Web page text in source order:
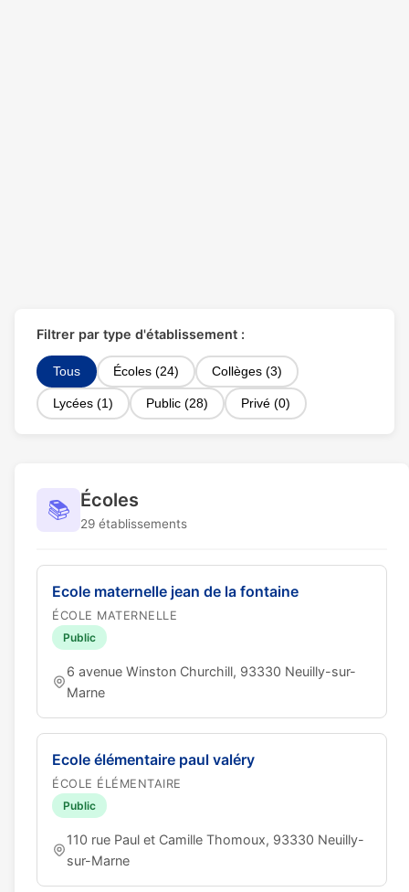
Filtrer par type d'établissement :
Tous Écoles (24) Collèges (3)
Lycées (1) Public (28) Privé (0)
📚 Écoles
29 établissements
Ecole maternelle jean de la fontaine
ÉCOLE MATERNELLE
Public
6 avenue Winston Churchill, 93330 Neuilly-sur-
Marne
Ecole élémentaire paul valéry
ÉCOLE ÉLÉMENTAIRE
Public
110 rue Paul et Camille Thomoux, 93330 Neuilly-
sur-Marne